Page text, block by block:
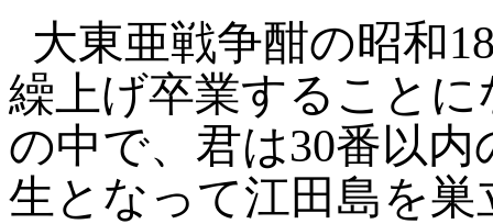
大東亜戦争酣の昭和
繰上げ卒業すること
の中で、君は30番以
生となって江田島を巣